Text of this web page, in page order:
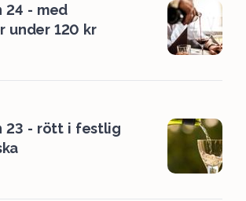
24 - med
under 120 kr
23 - rött i festlig